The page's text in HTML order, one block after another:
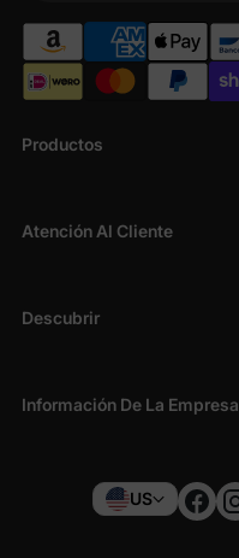
Productos
Atención Al Cliente
Descubrir
Información De La Empresa
US